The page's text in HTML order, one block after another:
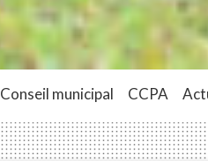
Conseil municipal CCPA